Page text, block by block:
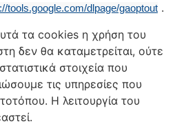
tools.google.com/dlpage/gaoptout .
τα cookies η χρήση του
δεν θα καταμετρείται, ούτε
στοιχεία που
τις υπηρεσίες που
Η λειτουργία του